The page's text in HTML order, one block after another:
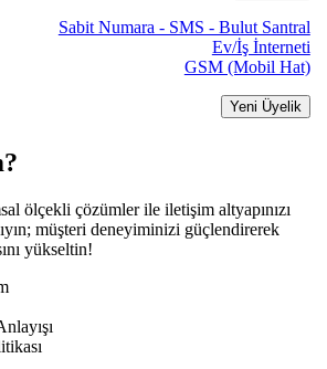
Sabit Numara - SMS - Bulut Santral
Ev/İş İnterneti
GSM (Mobil Hat)
Yeni Üyelik
ölçekli çözümler ile iletişim altyapınızı
müşteri deneyiminizi güçlendirerek
yükseltin!